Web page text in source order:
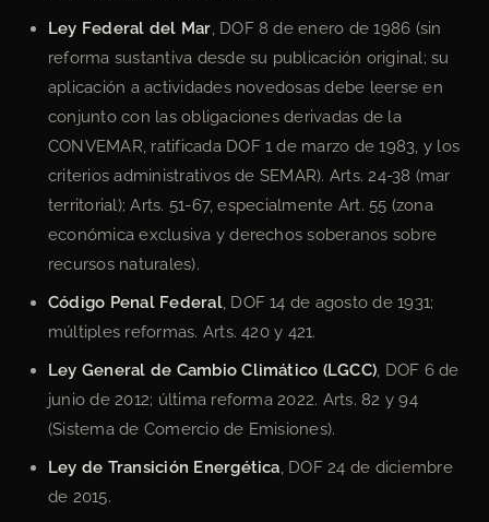
Ley Federal del Mar , DOF 8 de enero de 1986 (sin
reforma sustantiva desde su publicación original; su
aplicación a actividades novedosas debe leerse en
conjunto con las obligaciones derivadas de la
CONVEMAR, ratificada DOF 1 de marzo de 1983, y los
criterios administrativos de SEMAR). Arts. 24-38 (mar
territorial); Arts. 51-67, especialmente Art. 55 (zona
económica exclusiva y derechos soberanos sobre
recursos naturales).
Código Penal Federal, DOF 14 de agosto de 1931;
múltiples reformas. Arts. 420 y 421.
Ley General de Cambio Climático (LGCC) , DOF 6 de
junio de 2012; última reforma 2022. Arts. 82 y 94
(Sistema de Comercio de Emisiones).
Ley de Transición Energética , DOF 24 de diciembre
de 2015.